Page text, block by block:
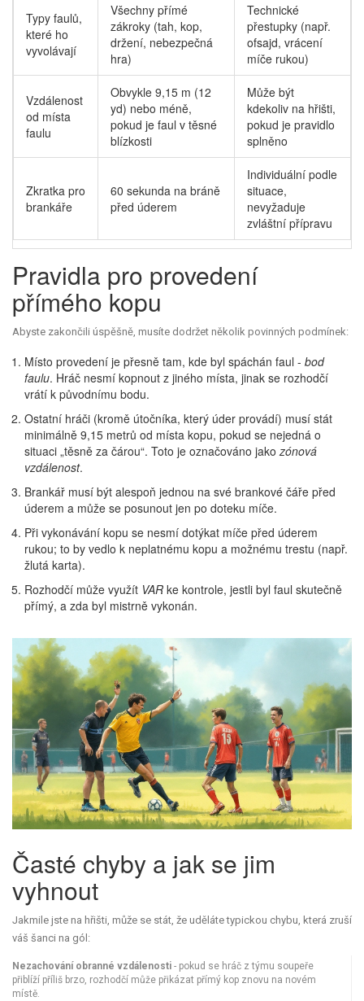
Typy faulů,
které ho
vyvolávají
Všechny přímé
zákroky (tah, kop,
držení, nebezpečná
hra)
Technické
přestupky (např.
ofsajd, vrácení
míče rukou)
Vzdálenost
od místa
faulu
Obvykle 9,15 m (12
yd) nebo méně,
pokud je faul v těsné
blízkosti
Může být
kdekoliv na hřišti,
pokud je pravidlo
splněno
Zkratka pro
brankáře
60 sekunda na bráně
před úderem
Individuální podle
situace,
nevyžaduje
zvláštní přípravu
Pravidla pro provedení
přímého kopu
Abyste zakončili úspěšně, musíte dodržet několik povinných podmínek:
Místo provedení je přesně tam, kde byl spáchán faul - bod
faulu. Hráč nesmí kopnout z jiného místa, jinak se rozhodčí
vrátí k původnímu bodu.
Ostatní hráči (kromě útočníka, který úder provádí) musí stát
minimálně 9,15 metrů od místa kopu, pokud se nejedná o
situaci „těsně za čárou“. Toto je označováno jakozónová
vzdálenost.
Brankář musí být alespoň jednou na své brankové čáře před
úderem a může se posunout jen po doteku míče.
Při vykonávání kopu se nesmí dotýkat míče před úderem
rukou; to by vedlo k neplatnému kopu a možnému trestu (např.
žlutá karta).
Rozhodčí může využít VAR ke kontrole, jestli byl faul skutečně
přímý, a zda byl mistrně vykonán.
Časté chyby a jak se jim
vyhnout
Jakmile jste na hřišti, může se stát, že uděláte typickou chybu, která zruší
váš šanci na gól:
Nezachování obranné vzdálenosti - pokud se hráč z týmu soupeře
přiblíží příliš brzo, rozhodčí může přikázat přímý kop znovu na novém
místě.